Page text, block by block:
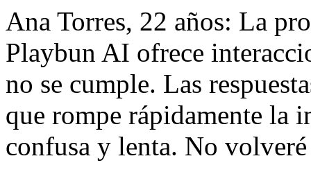
Ana Torres, 22 años: La
Playbun AI ofrece
no se cumple. Las
que rompe rápidamente la
confusa y lenta. No